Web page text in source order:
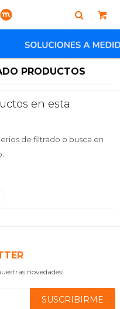
PRODUCTOS
en esta
de filtrado o busca en
novedades!
SUSCRIBIRME